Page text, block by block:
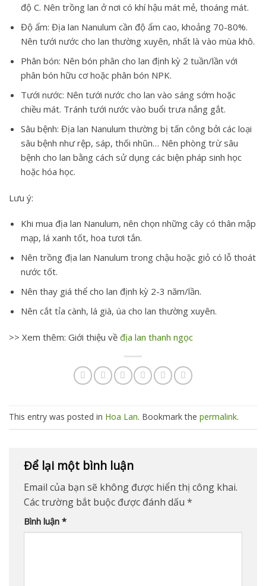
độ C. Nên trồng lan ở nơi có khí hậu mát mẻ, thoáng mát.
Độ ẩm: Địa lan Nanulum cần độ ẩm cao, khoảng 70-80%.
Nên tưới nước cho lan thường xuyên, nhất là vào mùa khô.
Phân bón: Nên bón phân cho lan định kỳ 2 tuần/lần với
phân bón hữu cơ hoặc phân bón NPK.
Tưới nước: Nên tưới nước cho lan vào sáng sớm hoặc
chiều mát. Tránh tưới nước vào buổi trưa nắng gắt.
Sâu bệnh: Địa lan Nanulum thường bị tấn công bởi các loại
sâu bệnh như rệp, sáp, thối nhũn… Nên phòng trừ sâu
bệnh cho lan bằng cách sử dụng các biện pháp sinh học
hoặc hóa học.
Lưu ý:
Khi mua địa lan Nanulum, nên chọn những cây có thân mập
mạp, lá xanh tốt, hoa tươi tắn.
Nên trồng địa lan Nanulum trong chậu hoặc giỏ có lỗ thoát
nước tốt.
Nên thay giá thể cho lan định kỳ 2-3 năm/lần.
Nên cắt tỉa cành, lá già, úa cho lan thường xuyên.
>> Xem thêm: Giới thiệu về địa lan thanh ngọc
This entry was posted in Hoa Lan. Bookmark the permalink.
Để lại một bình luận
Email của bạn sẽ không được hiển thị công khai.
Các trường bắt buộc được đánh dấu *
Bình luận *